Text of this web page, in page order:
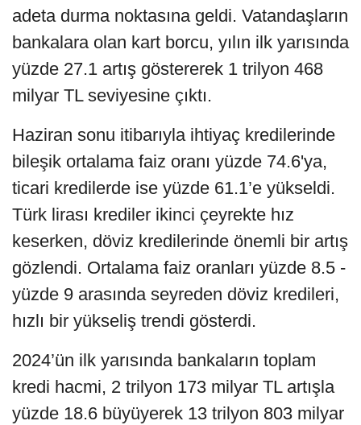
adeta durma noktasına geldi. Vatandaşların
bankalara olan kart borcu, yılın ilk yarısında
yüzde 27.1 artış göstererek 1 trilyon 468
milyar TL seviyesine çıktı.
Haziran sonu itibarıyla ihtiyaç kredilerinde
bileşik ortalama faiz oranı yüzde 74.6'ya,
ticari kredilerde ise yüzde 61.1’e yükseldi.
Türk lirası krediler ikinci çeyrekte hız
keserken, döviz kredilerinde önemli bir artış
gözlendi. Ortalama faiz oranları yüzde 8.5 -
yüzde 9 arasında seyreden döviz kredileri,
hızlı bir yükseliş trendi gösterdi.
2024’ün ilk yarısında bankaların toplam
kredi hacmi, 2 trilyon 173 milyar TL artışla
yüzde 18.6 büyüyerek 13 trilyon 803 milyar